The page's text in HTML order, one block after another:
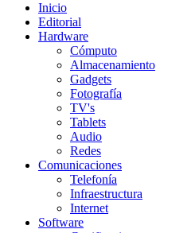
Inicio
Editorial
Hardware
Cómputo
Almacenamiento
Gadgets
Fotografía
TV's
Tablets
Audio
Redes
Comunicaciones
Telefonía
Infraestructura
Internet
Software